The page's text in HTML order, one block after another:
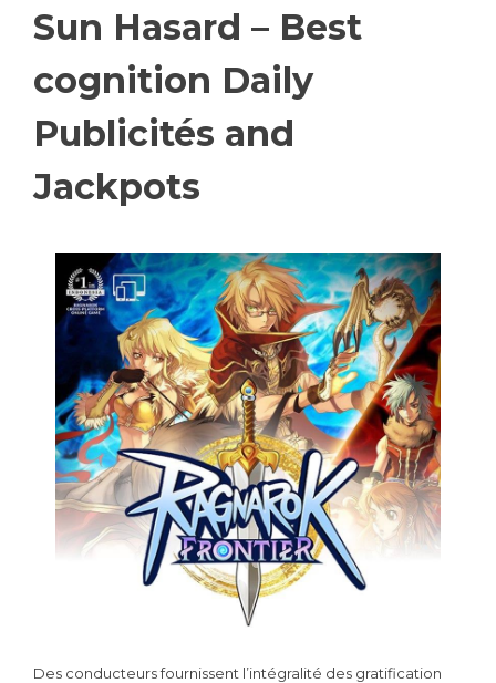
Sun Hasard – Best
cognition Daily
Publicités and
Jackpots
Des conducteurs fournissent l’intégralité des gratification